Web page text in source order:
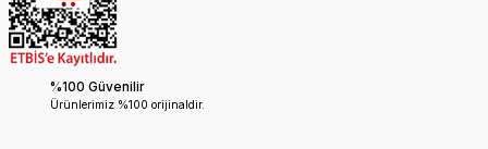
%100 Güvenilir
Ürünlerimiz %100 orijinaldir.